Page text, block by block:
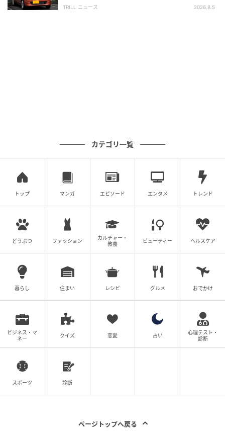
・渋滞時ほど焦って進路変更しない
ライター：河野みゆき
自動車販売・整備・保険業に27年従事。損害保険募集
人資格を保有し、車両購入からメンテナンス、カーラ
イフに関わる保険まで幅広く対応。現場経験をもと
に、ユーザー目線でわかりやすい情報発信を行ってい
【エピソード募集】日常のちょっとした体験、TRILL
#1 「ママ、生きてるよね？」寝ていると思
って部屋を開けたら
河野みゆき
自動車販売・整備・保険業に27年従事。損害保険募
TRILL ニュース 2026.8.5
カテゴリ一覧
トップ マンガ エピソード エンタメ トレンド
どうぶつ ファッション
カルチャー・
教養
ビューティー ヘルスケア
暮らし 住まい レシピ グルメ おでかけ
ビジネス・マ
ネー
クイズ 恋愛 占い
心理テスト・
診断
スポーツ 診断
ページトップへ戻る